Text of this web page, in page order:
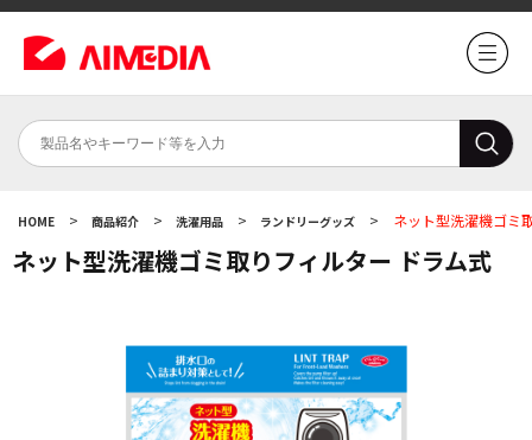
HOME > 商品紹介 > 洗濯用品 > ランドリーグッズ > ネット型洗濯機ゴミ
ネット型洗濯機ゴミ取りフィルター ドラム式